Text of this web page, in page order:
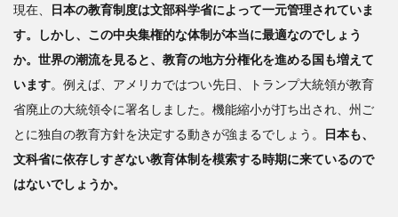
現在、
日本の教育制度は文部科学省によって一元管理されていま
す。しかし、この中央集権的な体制が本当に最適なのでしょう
か。世界の潮流を見ると、教育の地方分権化を進める国も増えて
います。例えば、アメリカではつい先日、トランプ大統領が教育
省廃止の大統領令に署名しました。機能縮小が打ち出され、州ご
とに独自の教育方針を決定する動きが強まるでしょう。
日本も、
文科省に依存しすぎない教育体制を模索する時期に来ているので
はないでしょうか。